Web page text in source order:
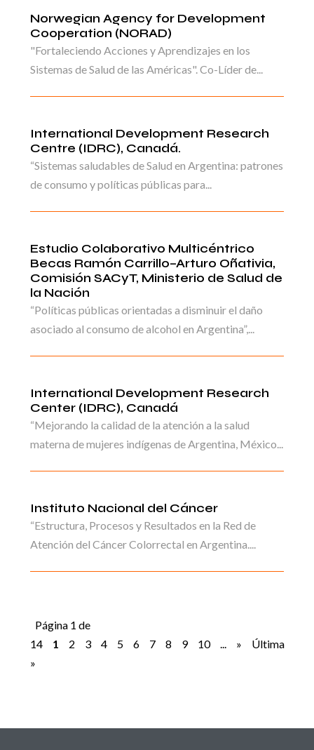
Norwegian Agency for Development
Cooperation (NORAD)
"Fortaleciendo Acciones y Aprendizajes en los
Sistemas de Salud de las Américas". Co-Líder de...
International Development Research
Centre (IDRC), Canadá.
“Sistemas saludables de Salud en Argentina: patrones
de consumo y políticas públicas para...
Estudio Colaborativo Multicéntrico
Becas Ramón Carrillo–Arturo Oñativia,
Comisión SACyT, Ministerio de Salud de
la Nación
“Políticas públicas orientadas a disminuir el daño
asociado al consumo de alcohol en Argentina”,...
International Development Research
Center (IDRC), Canadá
“Mejorando la calidad de la atención a la salud
materna de mujeres indígenas de Argentina, México...
Instituto Nacional del Cáncer
“Estructura, Procesos y Resultados en la Red de
Atención del Cáncer Colorrectal en Argentina....
Página 1 de
14
1 2 3 4 5 6 7 8 9 10 ... »
Última
»